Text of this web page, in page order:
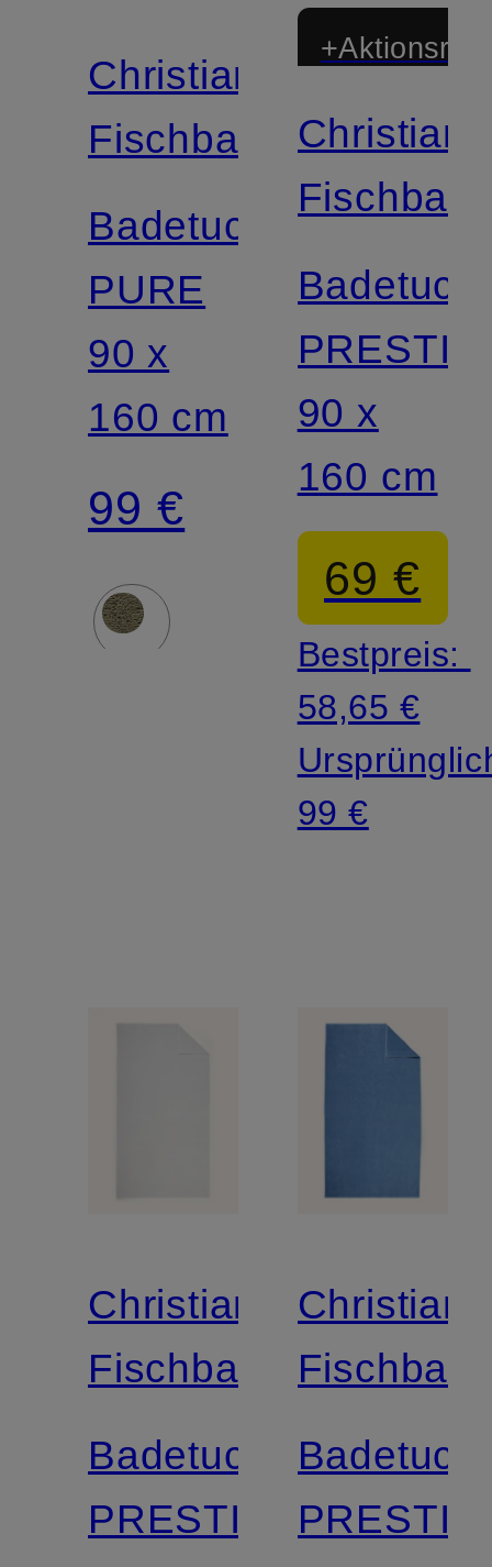
Christian
Fischbacher
Badetuch
PURE
90 x
160 cm
99 €
Christian
Badetuch
90 x
160 cm
69 €
Bestpreis:
58,65 €
99 €
Christian
Fischbacher
Badetuch
PRESTIGE
Christian
Badetuch